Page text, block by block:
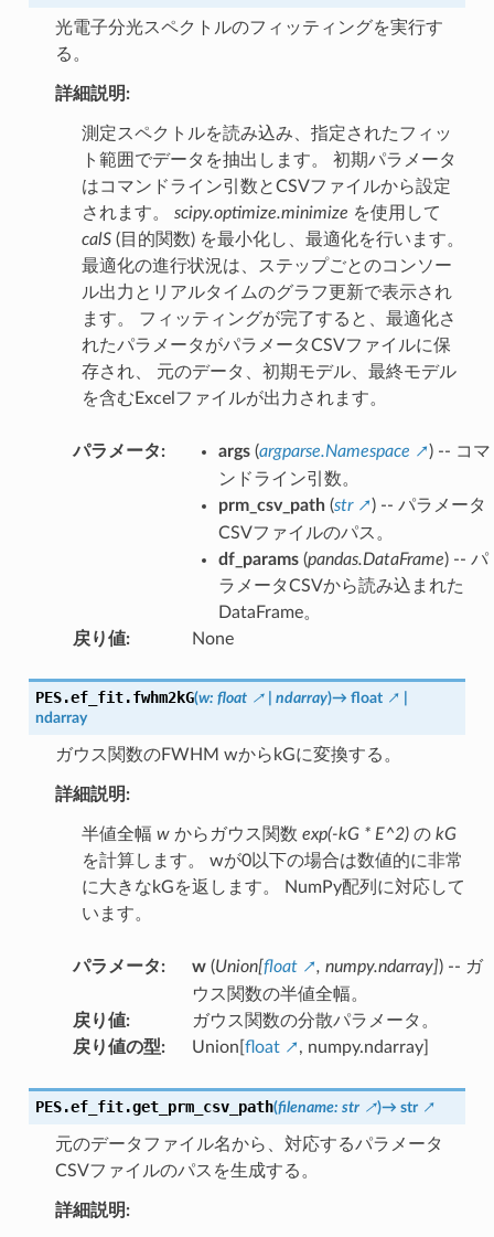
光電子分光スペクトルのフィッティングを実行す
る。
詳細説明:
測定スペクトルを読み込み、指定されたフィッ
ト範囲でデータを抽出します。 初期パラメータ
はコマンドライン引数とCSVファイルから設定
されます。 scipy.optimize.minimize を使用して
calS(目的関数) を最小化し、最適化を行います。
最適化の進行状況は、ステップごとのコンソー
ル出力とリアルタイムのグラフ更新で表示され
ます。 フィッティングが完了すると、最適化さ
れたパラメータがパラメータCSVファイルに保
存され、 元のデータ、初期モデル、最終モデル
を含むExcelファイルが出力されます。
パラメータ: args(argparse.Namespace
) -- コマ
ンドライン引数。
prm_csv_path(str
) -- パラメータ
CSVファイルのパス。
df_params(pandas.DataFrame) -- パ
ラメータCSVから読み込まれた
DataFrame。
戻り値: None
PES.ef_fit.fwhm2kG(w: float ndarray)→ float
ndarray
ガウス関数のFWHM wからkGに変換する。
詳細説明:
半値全幅 wからガウス関数 exp(-kG * E^2)の kG
を計算します。 wが0以下の場合は数値的に非常
に大きなkGを返します。 NumPy配列に対応して
います。
パラメータ: w(Union[float , numpy.ndarray]) -- ガ
ウス関数の半値全幅。
戻り値:
ガウス関数の分散パラメータ。
戻り値の型: Union[ float , numpy.ndarray]
PES.ef_fit.get_prm_csv_path(filename: str )→ str
元のデータファイル名から、対応するパラメータ
CSVファイルのパスを生成する。
詳細説明: